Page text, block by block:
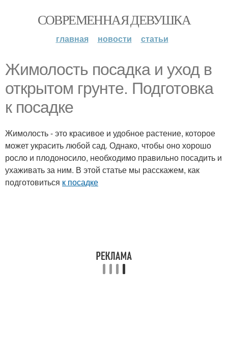
СОВРЕМЕННАЯ ДЕВУШКА
главная новости статьи
Жимолость посадка и уход в
открытом грунте. Подготовка
к посадке
Жимолость - это красивое и удобное растение, которое
может украсить любой сад. Однако, чтобы оно хорошо
росло и плодоносило, необходимо правильно посадить и
ухаживать за ним. В этой статье мы расскажем, как
подготовиться к посадке